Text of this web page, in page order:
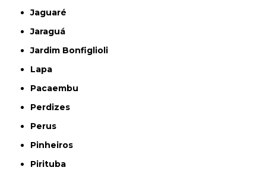
Jaguaré
Jaraguá
Jardim Bonfiglioli
Lapa
Pacaembu
Perdizes
Perus
Pinheiros
Pirituba